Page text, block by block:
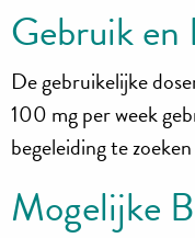
Gebruik en
De gebruikelijke
100 mg per week
begeleiding te
Mogelijke